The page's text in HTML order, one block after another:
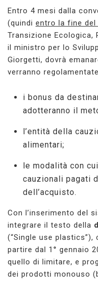
Entro 4 mesi dalla
(quindi entro la fine del
Transizione Ecologica,
il ministro per lo
Giorgetti, dovrà
verranno
i bonus da
adotteranno il
l’entità della
alimentari;
le modalità con
cauzionali pagati
dell’acquisto.
Con l’inserimento del
integrare il testo della
(“Single use
partire dal 1° gennaio
quello di limitare, e
dei prodotti monouso